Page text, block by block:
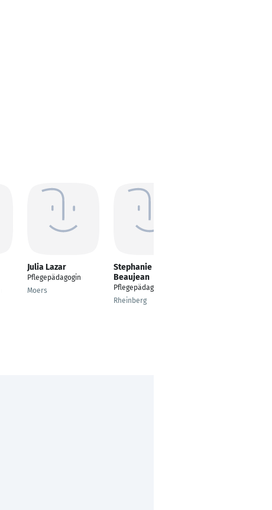
Julia Lazar
Pflegepädagogin
Moers
Stephanie
Beaujean
Pflegepädagogin
Rheinberg